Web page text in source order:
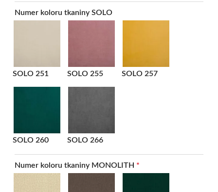
Numer koloru tkaniny SOLO
SOLO 251 SOLO 255 SOLO 257
SOLO 260 SOLO 266
Numer koloru tkaniny MONOLITH *